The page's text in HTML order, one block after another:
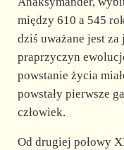
między 610 a 545
dziś uważane jest
praprzyczyn
powstanie życia
powstały pierwsze
człowiek.
Od drugiej połowy